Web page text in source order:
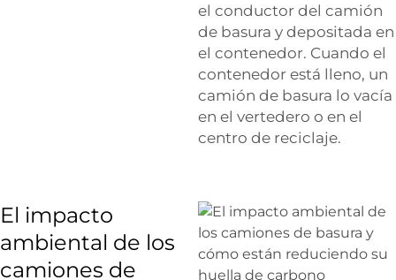
el conductor del camión
de basura y depositada en
el contenedor. Cuando el
contenedor está lleno, un
camión de basura lo vacía
en el vertedero o en el
centro de reciclaje.
El impacto
ambiental de los
camiones de